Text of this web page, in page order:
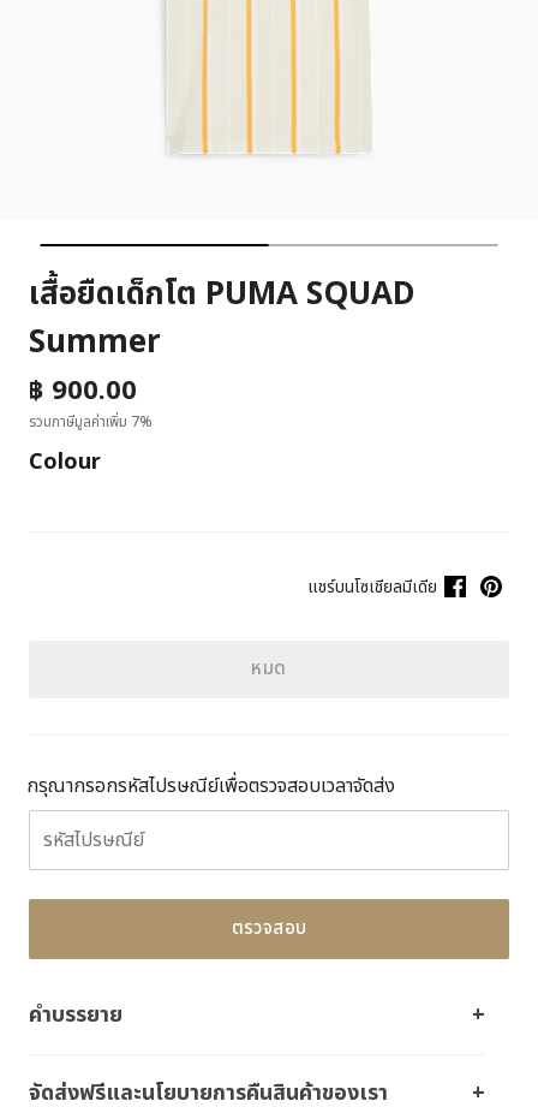
เสื้อยืดเด็กโต PUMA SQUAD
Summer
฿ 900.00
รวมภาษีมูลค่าเพิ่ม 7%
Colour
แชร์บนโซเชียลมีเดีย
หมด
กรุณากรอกรหัสไปรษณีย์เพื่อตรวจสอบเวลาจัดส่ง
ตรวจสอบ
คำบรรยาย
จัดส่งฟรีและนโยบายการคืนสินค้าของเรา